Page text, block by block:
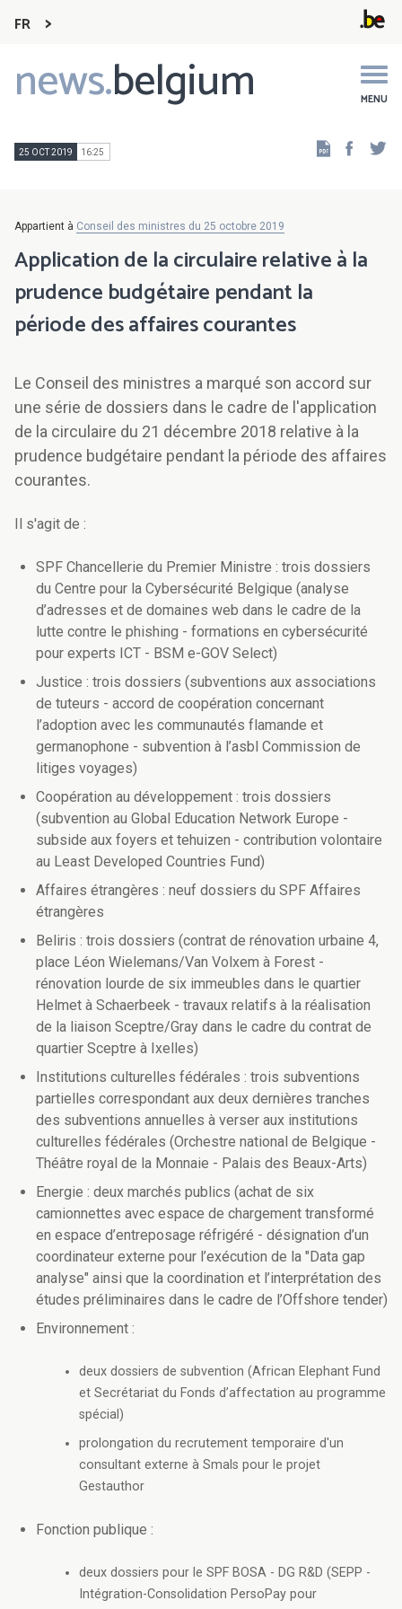
FR
news.belgium MENU
Main
navigation
25 OCT 2019 16:25
Appartient à Conseil des ministres du 25 octobre 2019
Application de la circulaire relative à la
prudence budgétaire pendant la
période des affaires courantes
Le Conseil des ministres a marqué son accord sur
une série de dossiers dans le cadre de l'application
de la circulaire du 21 décembre 2018 relative à la
prudence budgétaire pendant la période des affaires
courantes.
Il s'agit de :
SPF Chancellerie du Premier Ministre : trois dossiers
du Centre pour la Cybersécurité Belgique (analyse
d’adresses et de domaines web dans le cadre de la
lutte contre le phishing - formations en cybersécurité
pour experts ICT - BSM e-GOV Select)
Justice : trois dossiers (subventions aux associations
de tuteurs - accord de coopération concernant
l’adoption avec les communautés flamande et
germanophone - subvention à l’asbl Commission de
litiges voyages)
Coopération au développement : trois dossiers
(subvention au Global Education Network Europe -
subside aux foyers et tehuizen - contribution volontaire
au Least Developed Countries Fund)
Affaires étrangères : neuf dossiers du SPF Affaires
étrangères
Beliris : trois dossiers (contrat de rénovation urbaine 4,
place Léon Wielemans/Van Volxem à Forest -
rénovation lourde de six immeubles dans le quartier
Helmet à Schaerbeek - travaux relatifs à la réalisation
de la liaison Sceptre/Gray dans le cadre du contrat de
quartier Sceptre à Ixelles)
Institutions culturelles fédérales : trois subventions
partielles correspondant aux deux dernières tranches
des subventions annuelles à verser aux institutions
culturelles fédérales (Orchestre national de Belgique -
Théâtre royal de la Monnaie - Palais des Beaux-Arts)
Energie : deux marchés publics (achat de six
camionnettes avec espace de chargement transformé
en espace d’entreposage réfrigéré - désignation d’un
coordinateur externe pour l’exécution de la "Data gap
analyse" ainsi que la coordination et l’interprétation des
études préliminaires dans le cadre de l’Offshore tender)
Environnement :
deux dossiers de subvention (African Elephant Fund
et Secrétariat du Fonds d’affectation au programme
spécial)
prolongation du recrutement temporaire d'un
consultant externe à Smals pour le projet
Gestauthor
Fonction publique :
deux dossiers pour le SPF BOSA - DG R&D (SEPP -
Intégration-Consolidation PersoPay pour